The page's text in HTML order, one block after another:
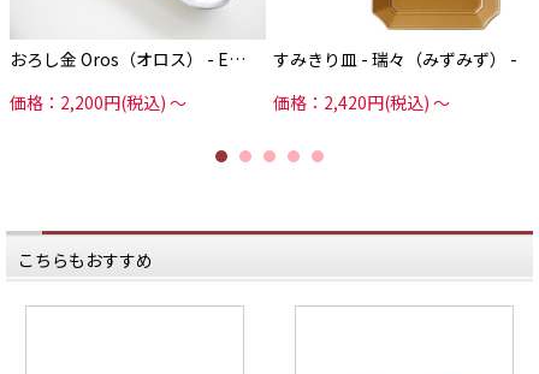
おろし金 Oros（オロス） - E…
価格：2,200円(税込)～
すみきり皿 - 瑞々（みずみず） -
価格：2,420円(税込)～
こちらもおすすめ